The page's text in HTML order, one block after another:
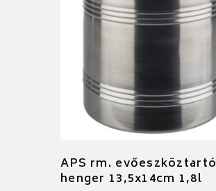
APS rm. evőeszköztartó
henger 13,5x14cm 1,8l